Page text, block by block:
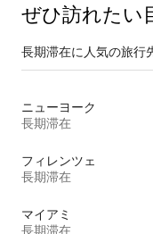
ぜひ訪⁠れ⁠た⁠い
長期滞在に人気の旅行
ニューヨーク
長期滞在
フィレンツェ
長期滞在
マイアミ
長期滞在